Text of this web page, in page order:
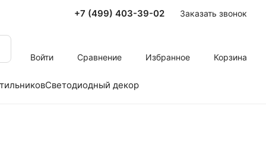
+7 (499) 403-39-02 Заказать звонок
Войти Сравнение Избранное Корзина
Светодиодный декор